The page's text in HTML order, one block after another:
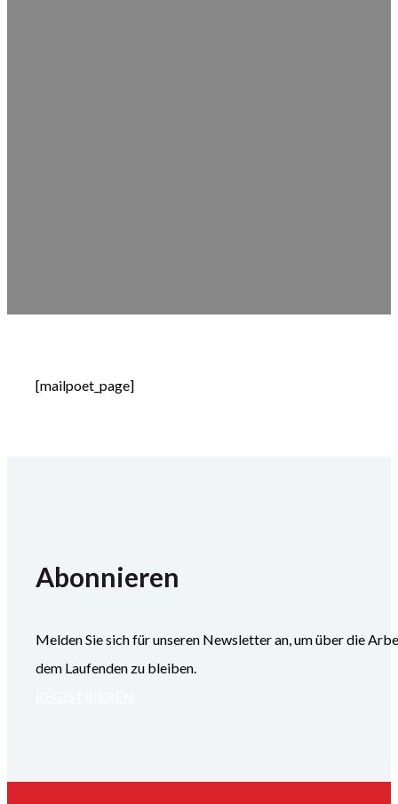
[mailpoet_page]
Abonnieren
Melden Sie sich für unseren Newsletter an, um über die
dem Laufenden zu bleiben.